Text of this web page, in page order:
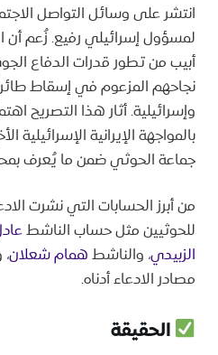
انتشر على وسائل التواصل
لمسؤول إسرائيلي رفيع. زُعم
أبيب من تطور قدرات الدفاع
نجاحهم المزعوم في إسقاط
وإسرائيلية. أثار هذا التصريح
بالمواجهة الإيرانية الإسرائيلية
جماعة الحوثي ضمن ما يُعرف
من أبرز الحسابات التي نشرت
للحوثيين مثل حساب الناشط
الزبيدي، والناشطهمام شعلان
مصادر الادعاء أدناه.
الحقيقة